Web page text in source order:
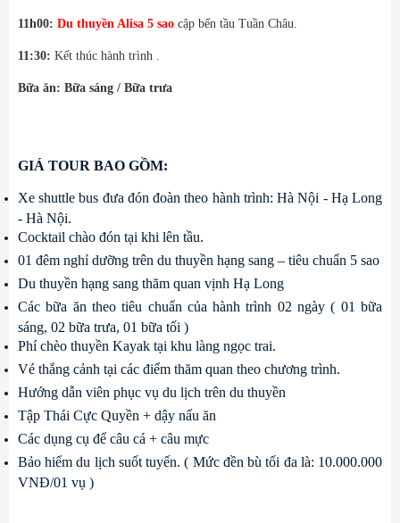
11h00: Du thuyền Alisa 5 sao cập bến tầu Tuần Châu.
11:30: Kết thúc hành trình .
Bữa ăn: Bữa sáng / Bữa trưa
GIÁ TOUR BAO GỒM:
Xe shuttle bus đưa đón đoàn theo hành trình: Hà Nội - Hạ Long
- Hà Nội.
Cocktail chào đón tại khi lên tầu.
01 đêm nghỉ dưỡng trên du thuyền hạng sang – tiêu chuẩn 5 sao
Du thuyền hạng sang thăm quan vịnh Hạ Long
Các bữa ăn theo tiêu chuẩn của hành trình 02 ngày ( 01 bữa
sáng, 02 bữa trưa, 01 bữa tối )
Phí chèo thuyền Kayak tại khu làng ngọc trai.
Vé thắng cảnh tại các điểm thăm quan theo chương trình.
Hướng dẫn viên phục vụ du lịch trên du thuyền
Tập Thái Cực Quyền + dậy nấu ăn
Các dụng cụ để câu cá + câu mực
Bảo hiểm du lịch suốt tuyến. ( Mức đền bù tối đa là: 10.000.000
VNĐ/01 vụ )